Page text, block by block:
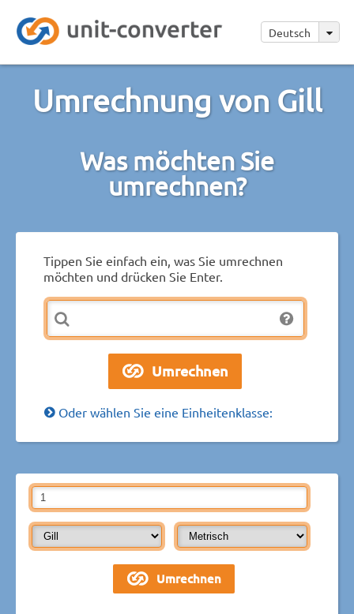
Deutsch
Umrechnung von Gill
Was möchten Sie
umrechnen?
Tippen Sie einfach ein, was Sie umrechnen
möchten und drücken Sie Enter.
Oder wählen Sie eine Einheitenklasse: